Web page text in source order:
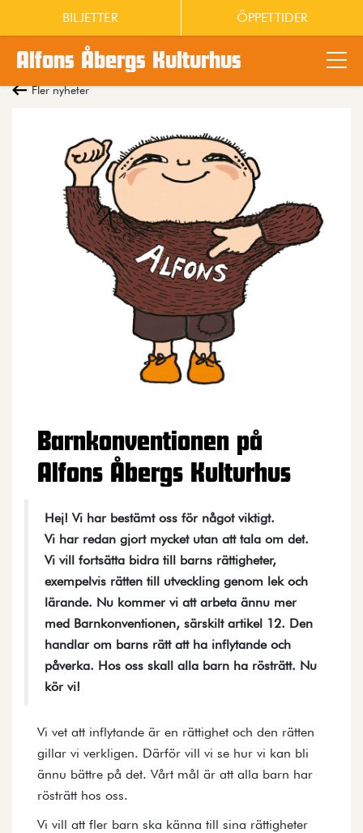
Alfons Åbergs Kulturhus
BILJETTER ÖPPETTIDER
Fler nyheter
Barnkonventionen på
Alfons Åbergs Kulturhus
Hej! Vi har bestämt oss för något viktigt.
Vi har redan gjort mycket utan att tala om det.
Vi vill fortsätta bidra till barns rättigheter,
exempelvis rätten till utveckling genom lek och
lärande. Nu kommer vi att arbeta ännu mer
med Barnkonventionen, särskilt artikel 12. Den
handlar om barns rätt att ha inflytande och
påverka. Hos oss skall alla barn ha rösträtt. Nu
kör vi!
Vi vet att inflytande är en rättighet och den rätten
gillar vi verkligen. Därför vill vi se hur vi kan bli
ännu bättre på det. Vårt mål är att alla barn har
rösträtt hos oss.
Vi vill att fler barn ska känna till sina rättigheter